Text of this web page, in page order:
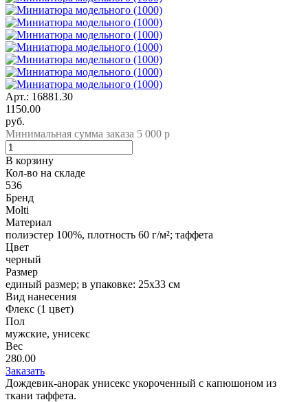
Арт.: 16881.30
1150.00
руб.
Минимальная сумма заказа 5 000 р
В корзину
Кол-во на складе
536
Бренд
Molti
Материал
полиэстер 100%, плотность 60 г/м²; таффета
Цвет
черный
Размер
единый размер; в упаковке: 25x33 см
Вид нанесения
Флекс (1 цвет)
Пол
мужские, унисекс
Вес
280.00
Заказать
Дождевик-анорак унисекс укороченный с капюшоном из
ткани таффета.